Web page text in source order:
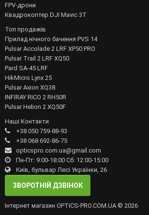
FPV-дрони
Квадрокоптер DJI Mavic 3T
Топ продажів
Прилад нічного бачення PVS 14
Pulsar Accolade 2 LRF XP50 PRO
Pulsar Trail 2 LRF XQ50
Pard SA-45 LRF
HikMicro Lynx 25
Pulsar Axion XQ38
INFIRAY RICO 2 RH50R
Pulsar Helion 2 XQ50F
Наші Контакти
+38 050 759-88-93
+38 068 692-86-75
opticspro.com.ua@gmail.com
Пн-Пт: 9:00-18:00 Сб: 12:00-15:00
Київ, бульвар Лесі Українки, 26
ЗВОРОТНІЙ ДЗВІНОК
Інтернет магазин OPTICS-PRO.COM.UA © 2026